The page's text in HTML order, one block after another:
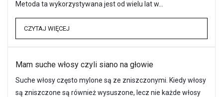
Metoda ta wykorzystywana jest od wielu lat w…
CZYTAJ WIĘCEJ
Mam suche włosy czyli siano na głowie
Suche włosy często mylone są ze zniszczonymi. Kiedy włosy
są zniszczone są również wysuszone, lecz nie każde włosy